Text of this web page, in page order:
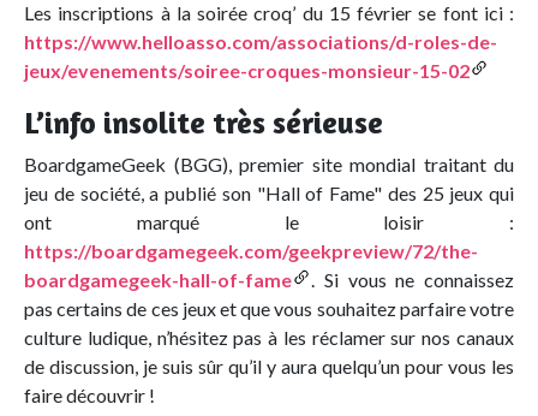
Les inscriptions à la soirée croq’ du 15 février se font ici :
https://www.helloasso.com/associations/d-roles-de-
jeux/evenements/soiree-croques-monsieur-15-02
L’info insolite très sérieuse
BoardgameGeek (BGG), premier site mondial traitant du
jeu de société, a publié son "Hall of Fame" des 25 jeux qui
ont marqué le loisir :
https://boardgamegeek.com/geekpreview/72/the-
boardgamegeek-hall-of-fame
. Si vous ne connaissez
pas certains de ces jeux et que vous souhaitez parfaire votre
culture ludique, n’hésitez pas à les réclamer sur nos canaux
de discussion, je suis sûr qu’il y aura quelqu’un pour vous les
faire découvrir !